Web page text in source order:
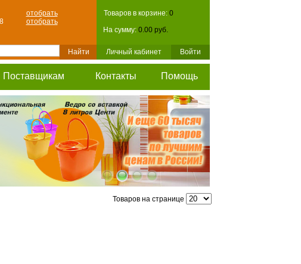
Товаров в корзине: 0
На сумму: 0.00 руб.
Личный кабинет Войти
отобрать
отобрать
Поставщикам Контакты Помощь
Товаров на странице